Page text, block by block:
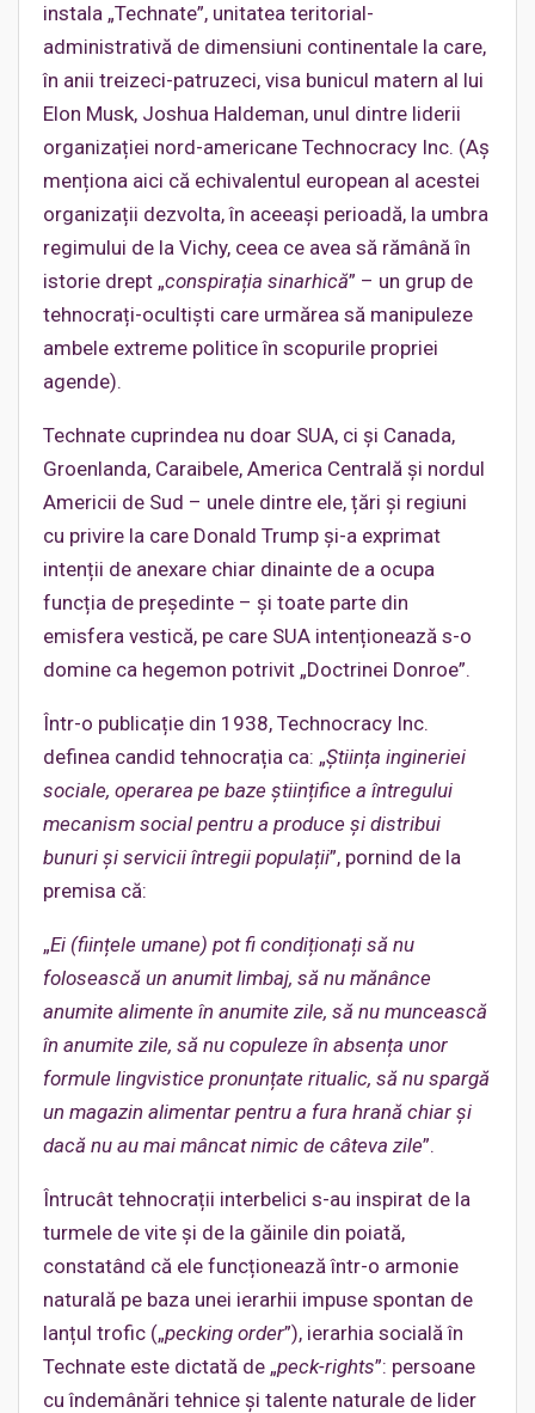
instala „Technate”, unitatea teritorial-
administrativă de dimensiuni continentale la care,
în anii treizeci-patruzeci, visa bunicul matern al lui
Elon Musk, Joshua Haldeman, unul dintre liderii
organizației nord-americane Technocracy Inc. (Aș
menționa aici că echivalentul european al acestei
organizații dezvolta, în aceeași perioadă, la umbra
regimului de la Vichy, ceea ce avea să rămână în
istorie drept „conspirația sinarhică” – un grup de
tehnocrați-ocultiști care urmărea să manipuleze
ambele extreme politice în scopurile propriei
agende).
Technate cuprindea nu doar SUA, ci și Canada,
Groenlanda, Caraibele, America Centrală și nordul
Americii de Sud – unele dintre ele, țări și regiuni
cu privire la care Donald Trump și-a exprimat
intenții de anexare chiar dinainte de a ocupa
funcția de președinte – și toate parte din
emisfera vestică, pe care SUA intenționează s-o
domine ca hegemon potrivit „Doctrinei Donroe”.
Într-o publicație din 1938, Technocracy Inc.
definea candid tehnocrația ca: „Știința ingineriei
sociale, operarea pe baze științifice a întregului
mecanism social pentru a produce și distribui
bunuri și servicii întregii populații”, pornind de la
premisa că:
„Ei (ființele umane) pot fi condiționați să nu
folosească un anumit limbaj, să nu mănânce
anumite alimente în anumite zile, să nu muncească
în anumite zile, să nu copuleze în absența unor
formule lingvistice pronunțate ritualic, să nu spargă
un magazin alimentar pentru a fura hrană chiar și
dacă nu au mai mâncat nimic de câteva zile”.
Întrucât tehnocrații interbelici s-au inspirat de la
turmele de vite și de la găinile din poiată,
constatând că ele funcționează într-o armonie
naturală pe baza unei ierarhii impuse spontan de
lanțul trofic („pecking order”), ierarhia socială în
Technate este dictată de „peck-rights”: persoane
cu îndemânări tehnice și talente naturale de lider